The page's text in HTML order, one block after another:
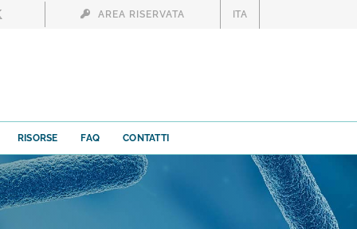
AREA RISERVATA ITA
RISORSE FAQ CONTATTI